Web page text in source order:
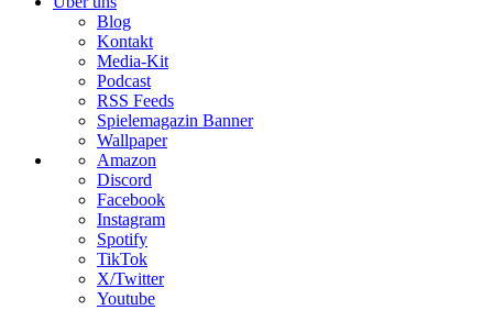
Blog
Kontakt
Media-Kit
Podcast
RSS Feeds
Spielemagazin Banner
Wallpaper
Amazon
Discord
Facebook
Instagram
Spotify
TikTok
X/Twitter
Youtube